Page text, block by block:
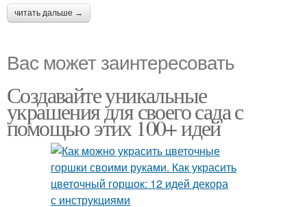
читать дальше →
Вас может заинтересовать
Создавайте уникальные
украшения для своего сада с
помощью этих 100+ идей